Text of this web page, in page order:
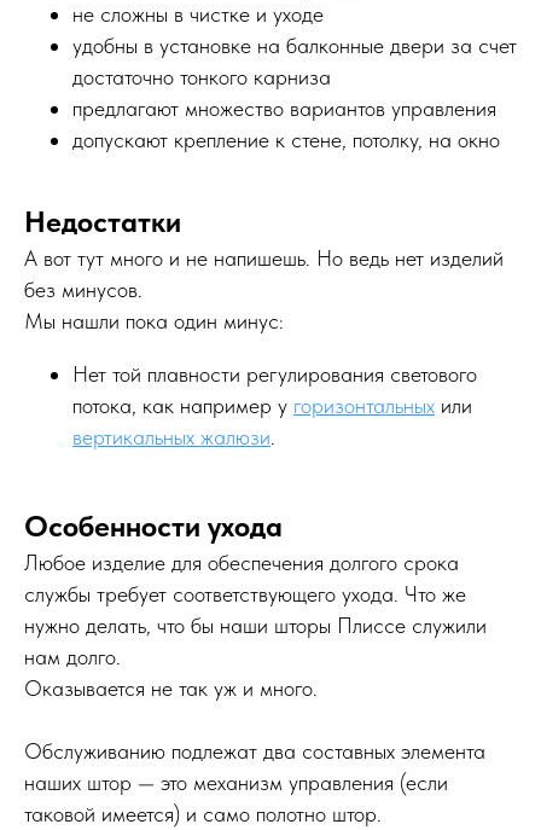
не сложны в чистке и уходе
удобны в установке на балконные двери за счет
достаточно тонкого карниза
предлагают множество вариантов управления
допускают крепление к стене, потолку, на окно
Недостатки
А вот тут много и не напишешь. Но ведь нет изделий
без минусов.
Мы нашли пока один минус:
Нет той плавности регулирования светового
потока, как например у горизонтальных или
вертикальных жалюзи
Особенности ухода
Любое изделие для обеспечения долгого срока
службы требует соответствующего ухода. Что же
нужно делать, что бы наши шторы Плиссе служили
нам долго.
Оказывается не так уж и много.
Обслуживанию подлежат два составных элемента
наших штор — это механизм управления (если
таковой имеется) и само полотно штор.